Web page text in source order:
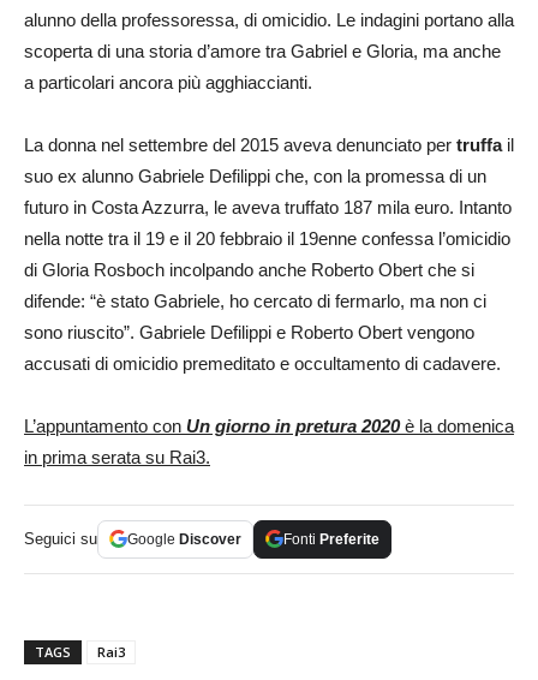
alunno della professoressa, di omicidio. Le indagini portano alla
scoperta di una storia d’amore tra Gabriel e Gloria, ma anche
a particolari ancora più agghiaccianti.
La donna nel settembre del 2015 aveva denunciato per truffail
suo ex alunno Gabriele Defilippi che, con la promessa di un
futuro in Costa Azzurra, le aveva truffato 187 mila euro. Intanto
nella notte tra il 19 e il 20 febbraio il 19enne confessa l’omicidio
di Gloria Rosboch incolpando anche Roberto Obert che si
difende: “è stato Gabriele, ho cercato di fermarlo, ma non ci
sono riuscito”. Gabriele Defilippi e Roberto Obert vengono
accusati di omicidio premeditato e occultamento di cadavere.
L’appuntamento con Un giorno in pretura 2020è la domenica
in prima serata su Rai3.
Seguici su Google Discover Fonti Preferite
TAGS Rai3